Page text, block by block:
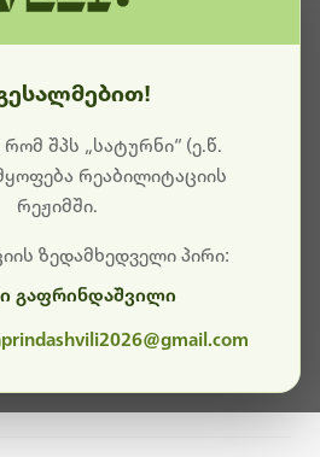
ამჟამად
განახლება და ტექნიკური
იქნება. გმადლობთ
შპს „სატურნი“ (ე.წ.
რეაბილიტაციის
რეჟიმში.
ზედამხედველი პირი:
გაფრინდაშვილი